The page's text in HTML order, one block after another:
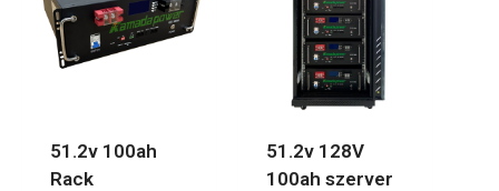
51.2v 100ah
Rack
51.2v 128V
100ah szerver